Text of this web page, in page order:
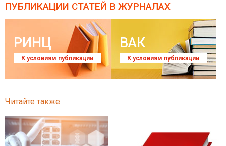
ПУБЛИКАЦИИ СТАТЕЙ В ЖУРНАЛАХ
РИНЦ
К условиям публикации
ВАК
К условиям публикации
Читайте также